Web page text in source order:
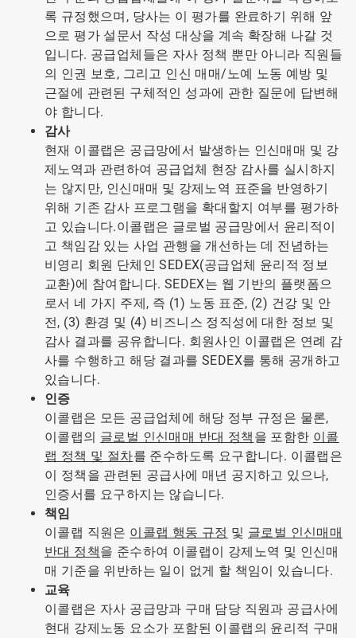
록 규정했으며, 당사는 이 평가를 완료하기 위해 앞
으로 평가 설문서 작성 대상을 계속 확장해 나갈 것
입니다. 공급업체들은 자사 정책 뿐만 아니라 직원들
의 인권 보호, 그리고 인신 매매/노예 노동 예방 및
근절에 관련된 구체적인 성과에 관한 질문에 답변해
야 합니다.
감사
현재 이콜랩은 공급망에서 발생하는 인신매매 및 강
제노역과 관련하여 공급업체 현장 감사를 실시하지
는 않지만, 인신매매 및 강제노역 표준을 반영하기
위해 기존 감사 프로그램을 확대할지 여부를 평가하
고 있습니다.이콜랩은 글로벌 공급망에서 윤리적이
고 책임감 있는 사업 관행을 개선하는 데 전념하는
비영리 회원 단체인 SEDEX(공급업체 윤리적 정보
교환)에 참여합니다. SEDEX는 웹 기반의 플랫폼으
로서 네 가지 주제, 즉 (1) 노동 표준, (2) 건강 및 안
전, (3) 환경 및 (4) 비즈니스 정직성에 대한 정보 및
감사 결과를 공유합니다. 회원사인 이콜랩은 연례 감
사를 수행하고 해당 결과를 SEDEX를 통해 공개하고
있습니다.
인증
이콜랩은 모든 공급업체에 해당 정부 규정은 물론,
이콜랩의 글로벌 인신매매 반대 정책 을 포함한 이콜
랩 정책 및 절차를 준수하도록 요구합니다. 이콜랩은
이 정책을 관련된 공급사에 매년 공지하고 있으나,
인증서를 요구하지는 않습니다.
책임
이콜랩 직원은 ​​​​​​​이콜랩 행동 규정 및 글로벌 인신매매
반대 정책을 준수하여 이콜랩이 강제노역 및 인신매
매 기준을 위반하는 일이 없게 할 책임이 있습니다.
교육
이콜랩은 자사 공급망과 구매 담당 직원과 공급사에
현대 강제노동 요소가 포함된 이콜랩의 윤리적 구매